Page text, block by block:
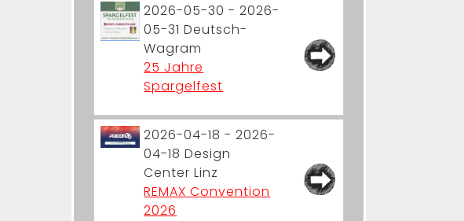
2026-05-30 - 2026-
05-31 Deutsch-
Wagram
25 Jahre
Spargelfest
2026-04-18 - 2026-
04-18 Design
Center Linz
REMAX Convention
2026